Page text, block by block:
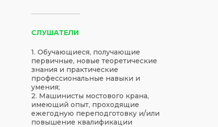
СЛУШАТЕЛИ
1. Обучающиеся, получающие
первичные, новые теоретические
знания и практические
профессиональные навыки и
умения;
2. Машинисты мостового крана,
имеющий опыт, проходящие
ежегодную переподготовку и/или
повышение квалификации